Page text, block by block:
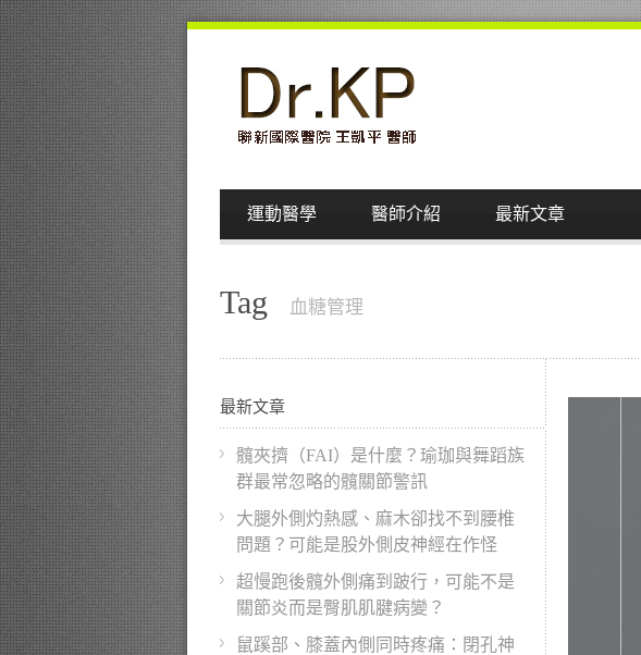
運動醫學 醫師介紹 最新文章
Tag 血糖管理
最新文章
髖夾擠（FAI）是什麼？瑜珈與舞蹈族
群最常忽略的髖關節警訊
大腿外側灼熱感、麻木卻找不到腰椎
問題？可能是股外側皮神經在作怪
超慢跑後髖外側痛到跛行，可能不是
關節炎而是臀肌肌腱病變？
鼠蹊部、膝蓋內側同時疼痛：閉孔神